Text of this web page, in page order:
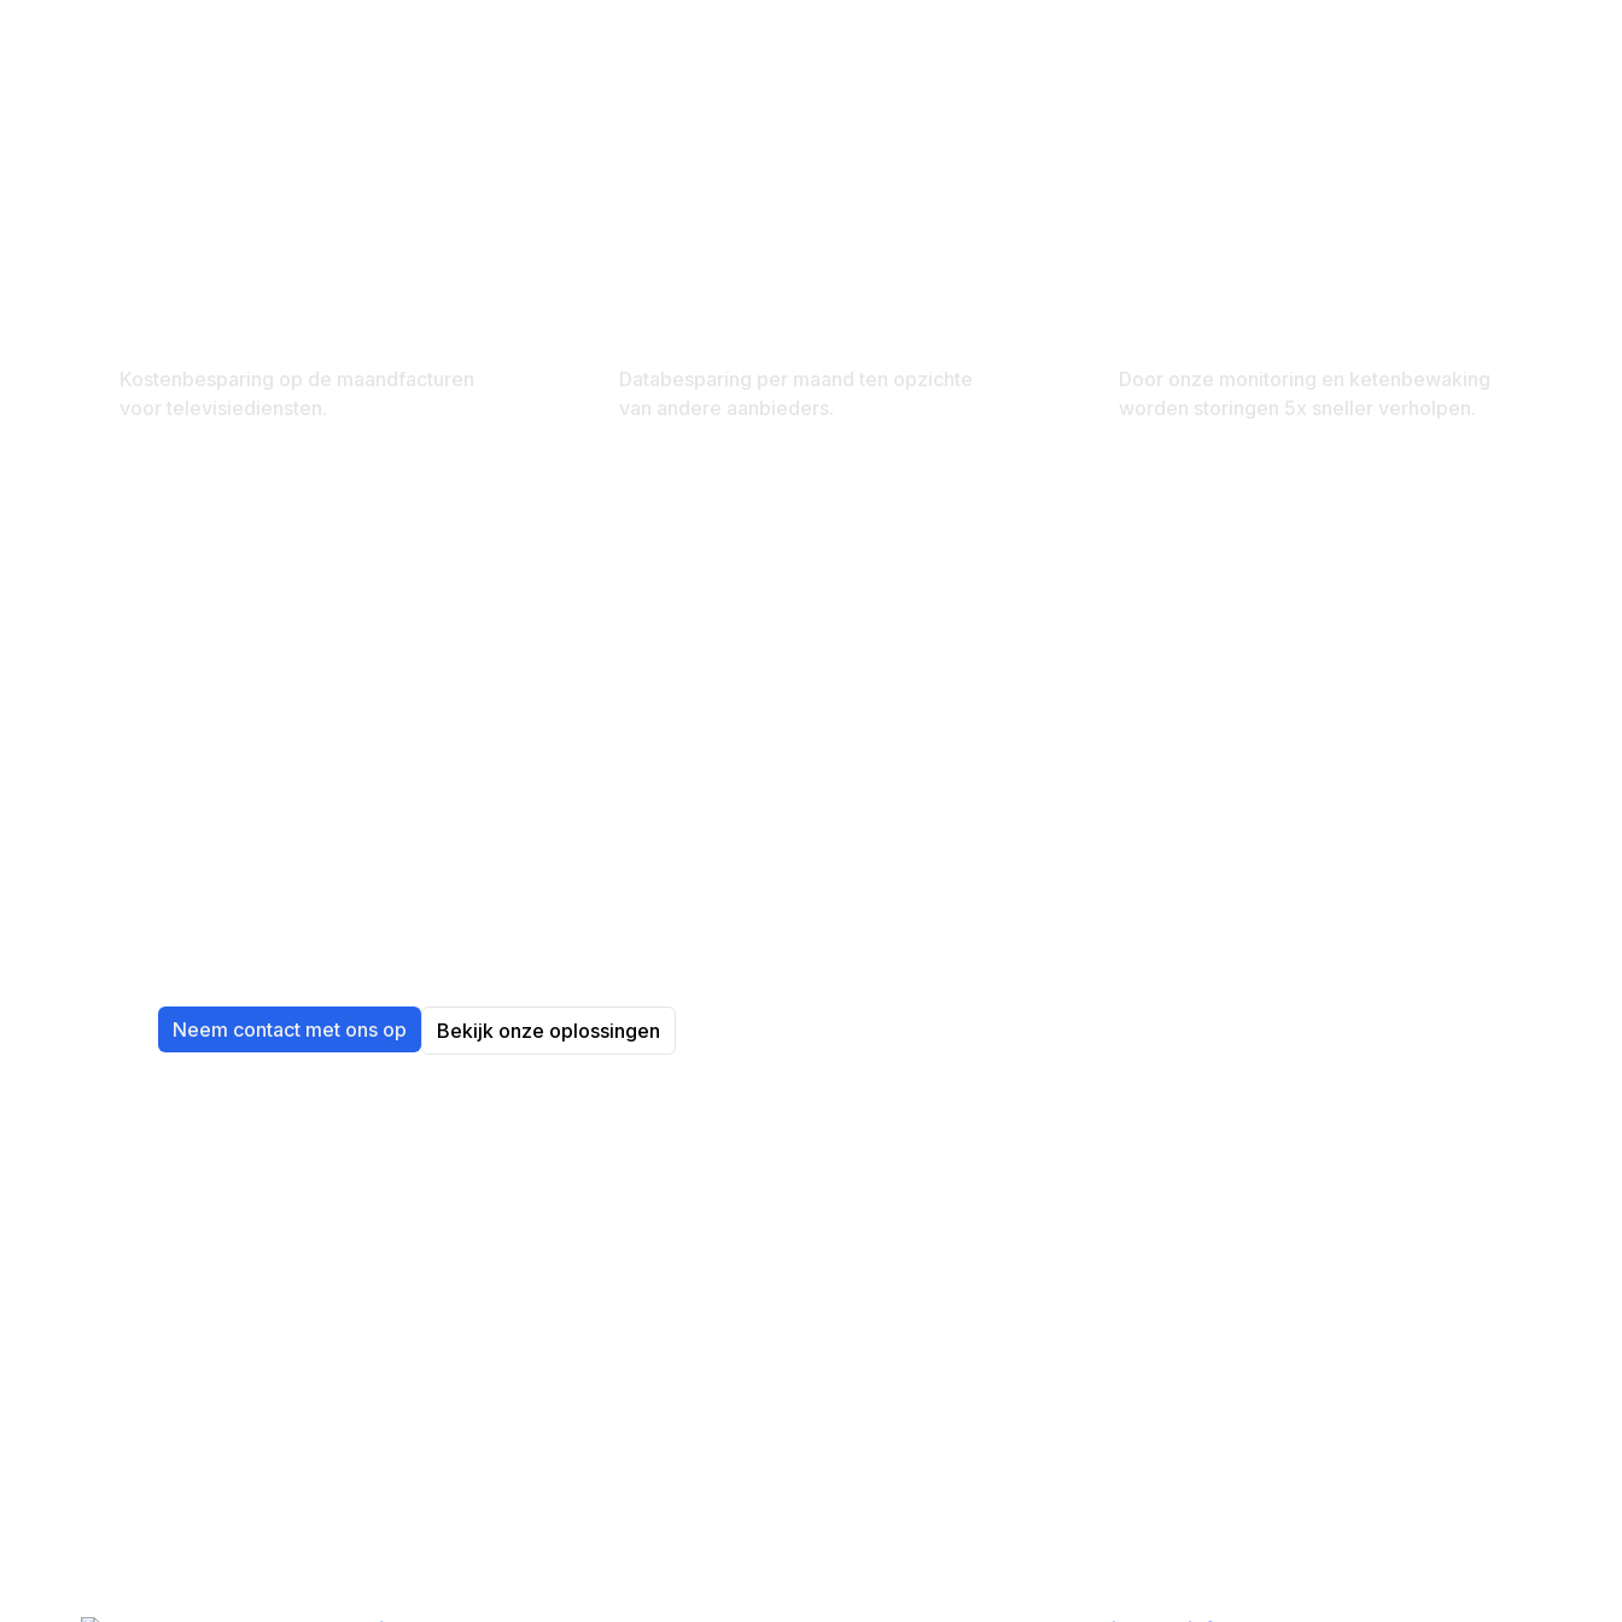
Kostenbesparing op de maandfacturen
voor televisiediensten.
Databesparing per maand ten opzichte
van andere aanbieders.
Door onze monitoring en ketenbewaking
worden storingen 5x sneller verholpen.
Neem contact met ons op Bekijk onze oplossingen